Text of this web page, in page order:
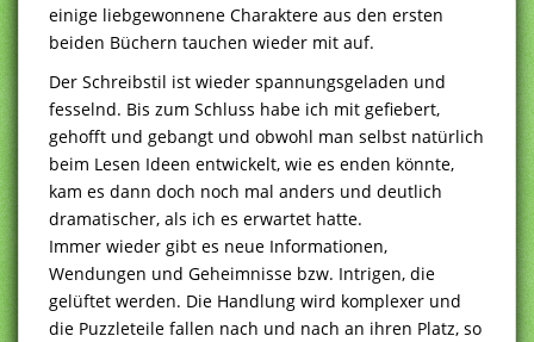
einige liebgewonnene Charaktere aus den ersten
beiden Büchern tauchen wieder mit auf.
Der Schreibstil ist wieder spannungsgeladen und
fesselnd. Bis zum Schluss habe ich mit gefiebert,
gehofft und gebangt und obwohl man selbst natürlich
beim Lesen Ideen entwickelt, wie es enden könnte,
kam es dann doch noch mal anders und deutlich
dramatischer, als ich es erwartet hatte.
Immer wieder gibt es neue Informationen,
Wendungen und Geheimnisse bzw. Intrigen, die
gelüftet werden. Die Handlung wird komplexer und
die Puzzleteile fallen nach und nach an ihren Platz, so